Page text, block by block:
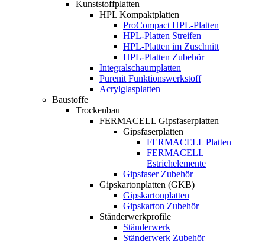
Kunststoffplatten
HPL Kompaktplatten
ProCompact HPL-Platten
HPL-Platten Streifen
HPL-Platten im Zuschnitt
HPL-Platten Zubehör
Integralschaumplatten
Purenit Funktionswerkstoff
Acrylglasplatten
Baustoffe
Trockenbau
FERMACELL Gipsfaserplatten
Gipsfaserplatten
FERMACELL Platten
FERMACELL
Estrichelemente
Gipsfaser Zubehör
Gipskartonplatten (GKB)
Gipskartonplatten
Gipskarton Zubehör
Ständerwerkprofile
Ständerwerk
Ständerwerk Zubehör